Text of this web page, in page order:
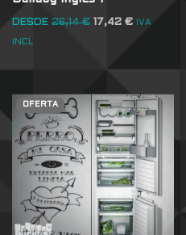
DESDE 26,14€ 17,42 € IVA
INCL
OFERTA